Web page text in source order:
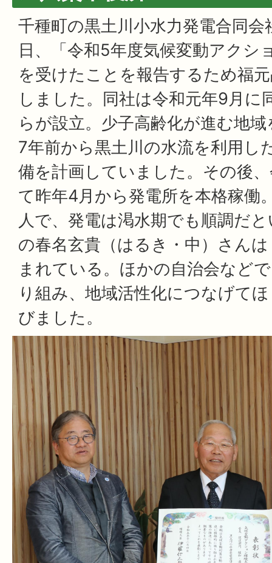
千種町の黒土川小水力発電合同
日、「令和5年度気候変動アクシ
を受けたことを報告するため福
しました。同社は令和元年9月に
らが設立。少子高齢化が進む地
7年前から黒土川の水流を利用し
備を計画していました。その後
て昨年4月から発電所を本格稼働
人で、発電は渇水期でも順調だ
の春名玄貴（はるき・中）さん
まれている。ほかの自治会など
り組み、地域活性化につなげて
びました。